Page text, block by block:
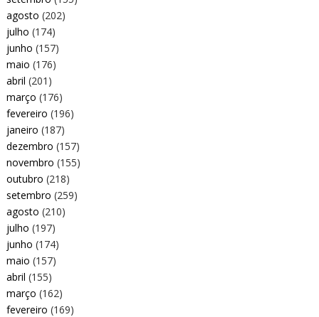
agosto (202)
julho (174)
junho (157)
maio (176)
abril (201)
março (176)
fevereiro (196)
janeiro (187)
dezembro (157)
novembro (155)
outubro (218)
setembro (259)
agosto (210)
julho (197)
junho (174)
maio (157)
abril (155)
março (162)
fevereiro (169)